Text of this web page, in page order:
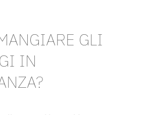
GLI
IN